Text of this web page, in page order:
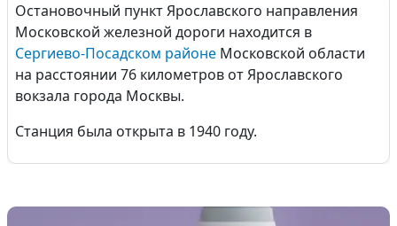
Остановочный пункт Ярославского направления
Московской железной дороги находится в
Сергиево-Посадском районе Московской области
на расстоянии 76 километров от Ярославского
вокзала города Москвы.
Станция была открыта в 1940 году.